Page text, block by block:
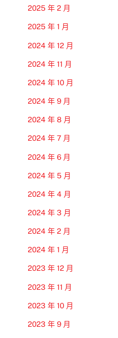
2025 年 2 月
2025 年 1 月
2024 年 12 月
2024 年 11 月
2024 年 10 月
2024 年 9 月
2024 年 8 月
2024 年 7 月
2024 年 6 月
2024 年 5 月
2024 年 4 月
2024 年 3 月
2024 年 2 月
2024 年 1 月
2023 年 12 月
2023 年 11 月
2023 年 10 月
2023 年 9 月